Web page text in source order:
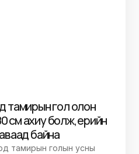
тамирын гол олон
ахиу болж, үерийн
байна
тамирын голын усны